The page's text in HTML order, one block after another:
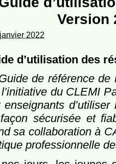
Version
2022
d’utilisation des
de référence de
du CLEMI
enseignants
sécurisée et
sa collaboration à
professionnelle